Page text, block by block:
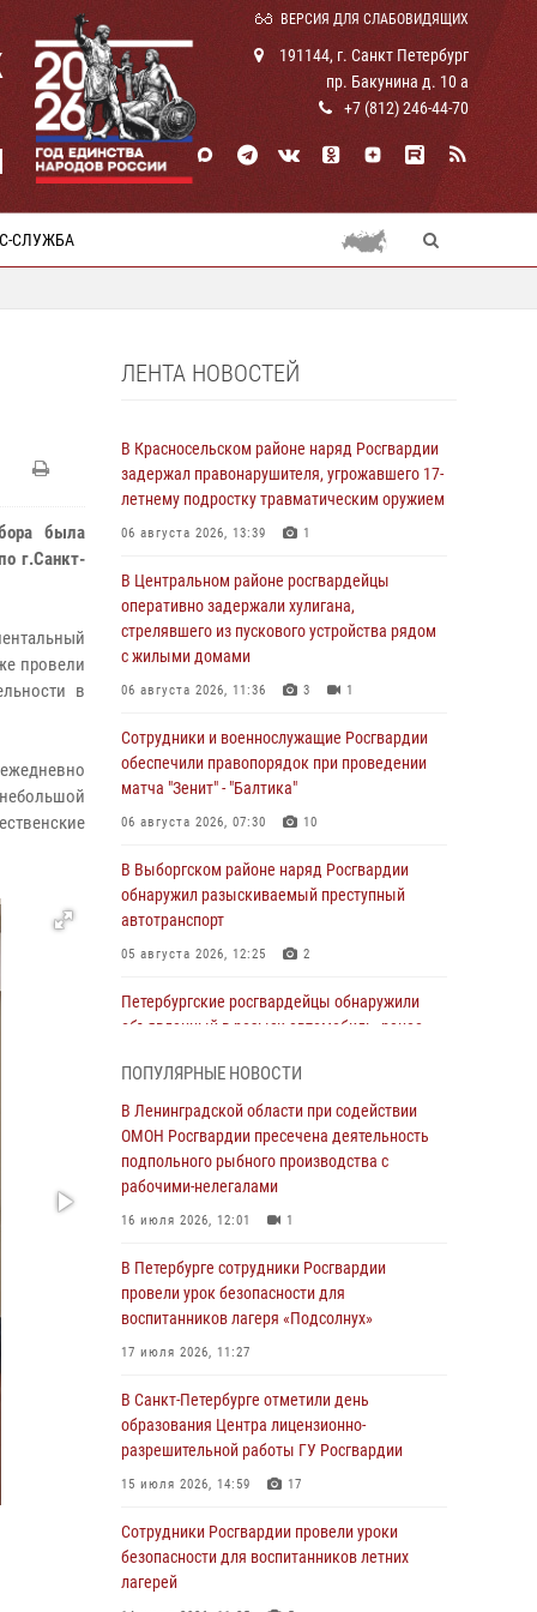
ВЕРСИЯ ДЛЯ СЛАБОВИДЯЩИХ
191144, г. Санкт Петербург
пр. Бакунина д. 10 а
+7 (812) 246-44-70
СЛУЖБА
была
г.Санкт-
провели
в
ЛЕНТА НОВОСТЕЙ
В Красносельском районе наряд Росгвардии
задержал правонарушителя, угрожавшего 17-
летнему подростку травматическим оружием
06 августа 2026, 13:39 1
В Центральном районе росгвардейцы
оперативно задержали хулигана,
стрелявшего из пускового устройства рядом
с жилыми домами
06 августа 2026, 11:36 3 1
Сотрудники и военнослужащие Росгвардии
обеспечили правопорядок при проведении
матча "Зенит" - "Балтика"
06 августа 2026, 07:30 10
В Выборгском районе наряд Росгвардии
обнаружил разыскиваемый преступный
автотранспорт
05 августа 2026, 12:25 2
Петербургские росгвардейцы обнаружили
объявленный в розыск автомобиль, ранее
Ленобласти
04 августа 2026, 14:05
В Зеленогорске сотрудники Росгвардии, став
очевидцами серьезного ДТП, вызвали на
пострадавшим
03 августа 2026, 14:15 3 1
03 августа 2026, 13:26 5
В Ленинградской области сотрудники
Росгвардии обнаружили пропавшего
вернуться домой
03 августа 2026, 11:51
В Санкт-Петербурге при содействии СОБР
ПОПУЛЯРНЫЕ НОВОСТИ
В Ленинградской области при содействии
ОМОН Росгвардии пресечена деятельность
подпольного рыбного производства с
рабочими-нелегалами
16 июля 2026, 12:01 1
В Петербурге сотрудники Росгвардии
провели урок безопасности для
воспитанников лагеря «Подсолнух»
17 июля 2026, 11:27
В Санкт-Петербурге отметили день
образования Центра лицензионно-
разрешительной работы ГУ Росгвардии
15 июля 2026, 14:59 17
Сотрудники Росгвардии провели уроки
безопасности для воспитанников летних
лагерей